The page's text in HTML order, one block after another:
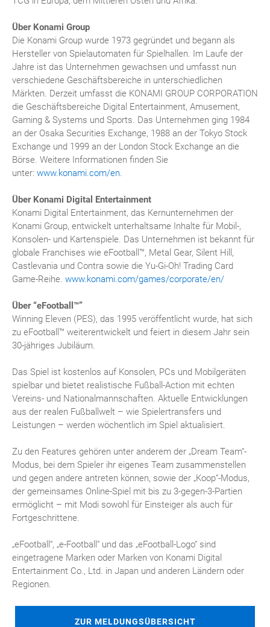
Über Konami Group
Die Konami Group wurde 1973 gegründet und begann als
Hersteller von Spielautomaten für Spielhallen. Im Laufe der
Jahre ist das Unternehmen gewachsen und umfasst nun
verschiedene Geschäftsbereiche in unterschiedlichen
Märkten. Derzeit umfasst die KONAMI GROUP CORPORATION
die Geschäftsbereiche Digital Entertainment, Amusement,
Gaming & Systems und Sports. Das Unternehmen ging 1984
an der Osaka Securities Exchange, 1988 an der Tokyo Stock
Exchange und 1999 an der London Stock Exchange an die
Börse. Weitere Informationen finden Sie
unter: www.konami.com/en.
Über Konami Digital Entertainment
Konami Digital Entertainment, das Kernunternehmen der
Konami Group, entwickelt unterhaltsame Inhalte für Mobil-,
Konsolen- und Kartenspiele. Das Unternehmen ist bekannt für
globale Franchises wie eFootball™, Metal Gear, Silent Hill,
Castlevania und Contra sowie die Yu-Gi-Oh! Trading Card
Game-Reihe. www.konami.com/games/corporate/en/
Über “eFootball™”
Winning Eleven (PES), das 1995 veröffentlicht wurde, hat sich
zu eFootball™ weiterentwickelt und feiert in diesem Jahr sein
30-jähriges Jubiläum.
Das Spiel ist kostenlos auf Konsolen, PCs und Mobilgeräten
spielbar und bietet realistische Fußball-Action mit echten
Vereins- und Nationalmannschaften. Aktuelle Entwicklungen
aus der realen Fußballwelt – wie Spielertransfers und
Leistungen – werden wöchentlich im Spiel aktualisiert.
Zu den Features gehören unter anderem der „Dream Team“-
Modus, bei dem Spieler ihr eigenes Team zusammenstellen
und gegen andere antreten können, sowie der „Koop“-Modus,
der gemeinsames Online-Spiel mit bis zu 3-gegen-3-Partien
ermöglicht – mit Modi sowohl für Einsteiger als auch für
Fortgeschrittene.
„eFootball“, „e-Football“ und das „eFootball-Logo“ sind
eingetragene Marken oder Marken von Konami Digital
Entertainment Co., Ltd. in Japan und anderen Ländern oder
Regionen.
ZUR MELDUNGSÜBERSICHT